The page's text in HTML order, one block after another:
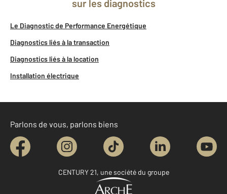
sur les diagnostics
Le Diagnostic de Performance Energétique
Diagnostics liés à la transaction
Diagnostics liés à la location
Installation électrique
Parlons de vous, parlons biens
CENTURY 21, une société du groupe